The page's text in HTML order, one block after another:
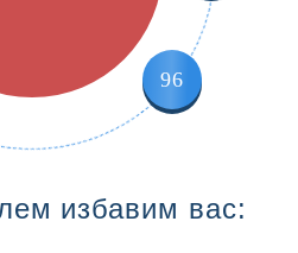
96
избавим вас: